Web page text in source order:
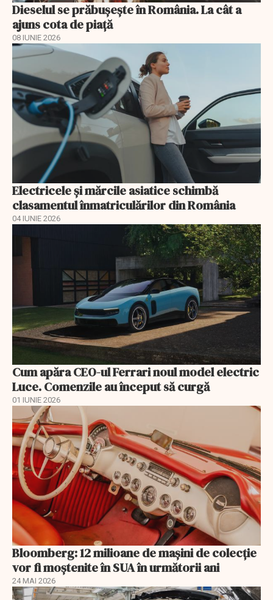
Dieselul se prăbușește în România. La cât a
ajuns cota de piață
08 IUNIE 2026
Electricele și mărcile asiatice schimbă
clasamentul înmatriculărilor din România
04 IUNIE 2026
Cum apăra CEO-ul Ferrari noul model electric
Luce. Comenzile au început să curgă
01 IUNIE 2026
Bloomberg: 12 milioane de mașini de colecție
vor fi moștenite în SUA în următorii ani
24 MAI 2026